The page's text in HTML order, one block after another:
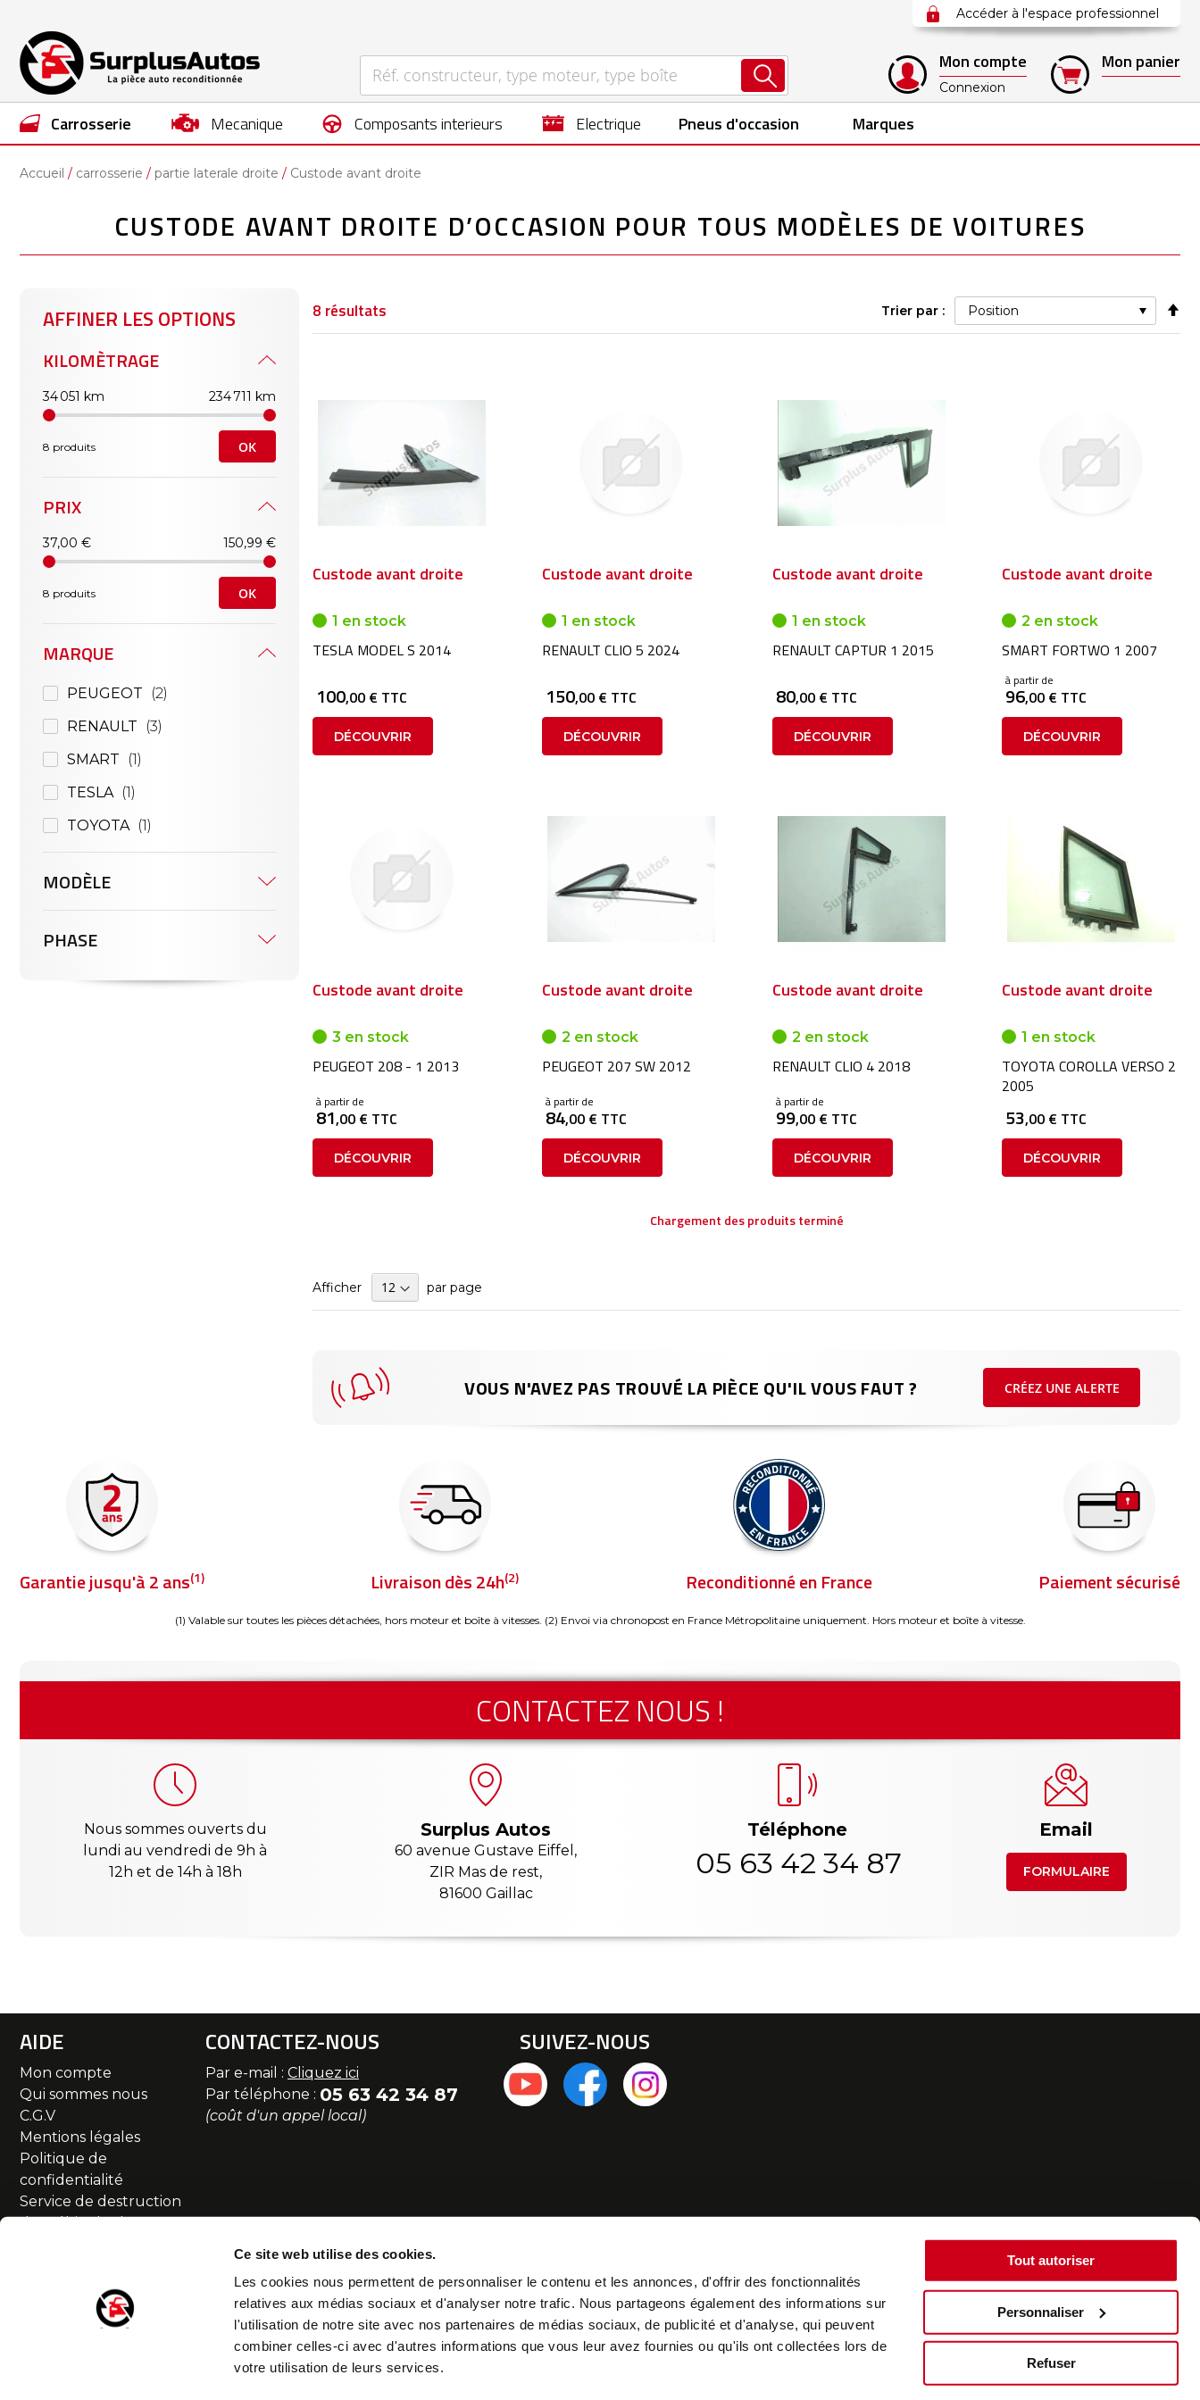
Ce site web utilise des cookies.
Les cookies nous permettent de personnaliser le contenu et les annonces, d'offrir des fonctionnalités
relatives aux médias sociaux et d'analyser notre trafic. Nous partageons également des informations sur
l'utilisation de notre site avec nos partenaires de médias sociaux, de publicité et d'analyse, qui peuvent
combiner celles-ci avec d'autres informations que vous leur avez fournies ou qu'ils ont collectées lors de
votre utilisation de leurs services.
Tout autoriser
Personnaliser
Refuser
Accéder à l'espace professionnel
Mon compte
Connexion
Mon panier
carrosserie mecanique composants interieurs electrique Pneus d'occasion Marques
Accueil carrosserie partie laterale droite Custode avant droite
CUSTODE AVANT DROITE D’OCCASION POUR TOUS MODÈLES DE VOITURES
8 résultats Trier par :
Custode avant droite
1 en stock
TESLA MODEL S 2014
100,00 € TTC
DÉCOUVRIR
Custode avant droite
1 en stock
RENAULT CLIO 5 2024
150,00 € TTC
DÉCOUVRIR
Custode avant droite
1 en stock
RENAULT CAPTUR 1 2015
80,00 € TTC
DÉCOUVRIR
Custode avant droite
2 en stock
SMART FORTWO 1 2007
à partir de
96,00 € TTC
DÉCOUVRIR
Custode avant droite
3 en stock
PEUGEOT 208 - 1 2013
à partir de
81,00 € TTC
DÉCOUVRIR
Custode avant droite
2 en stock
PEUGEOT 207 SW 2012
à partir de
84,00 € TTC
DÉCOUVRIR
Custode avant droite
2 en stock
RENAULT CLIO 4 2018
à partir de
99,00 € TTC
DÉCOUVRIR
Custode avant droite
1 en stock
TOYOTA COROLLA VERSO 2
2005
53,00 € TTC
DÉCOUVRIR
Chargement des produits terminé
Afficher par page
VOUS N'AVEZ PAS TROUVÉ LA PIÈCE QU'IL VOUS FAUT ? CRÉEZ UNE ALERTE
AFFINER LES OPTIONS
KILOMÈTRAGE
34 051 km 234 711 km
8 produits OK
PRIX
37,00 € 150,99 €
8 produits OK
MARQUE
PEUGEOT
2
RENAULT
3
SMART
1
TESLA
1
TOYOTA
1
MODÈLE
PHASE
Garantie jusqu'à 2 ans(1) Livraison dès 24h(2) Reconditionné en France Paiement sécurisé
(1) Valable sur toutes les pièces détachées, hors moteur et boîte à vitesses. (2) Envoi via chronopost en France Métropolitaine uniquement. Hors moteur et boîte à vitesse.
CONTACTEZ NOUS !
Nous sommes ouverts du
lundi au vendredi de 9h à
12h et de 14h à 18h
Surplus Autos
60 avenue Gustave Eiffel,
ZIR Mas de rest,
81600 Gaillac
Téléphone
05 63 42 34 87
Email
FORMULAIRE
AIDE
Mon compte
Qui sommes nous
C.G.V
Mentions légales
Politique de
confidentialité
Service de destruction
des véhicules hors
SAV et Retour
Partenaires
Accessibilité numérique
CONTACTEZ-NOUS
Par e-mail : Cliquez ici
Par téléphone : 05 63 42 34 87
(coût d'un appel local)
SUIVEZ-NOUS
©2022 - SurplusAuto - Réalisation : datasolution.fr